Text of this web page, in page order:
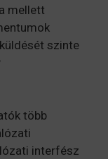
mellett
szinte
több
interfész